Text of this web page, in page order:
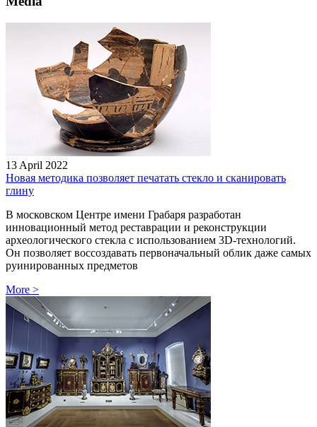
13 April 2022
Новая методика позволяет печатать стекло и сканировать
глину
В московском Центре имени Грабаря разработан
инновационный метод реставрации и реконструкции
археологического стекла с использованием 3D-технологий.
Он позволяет воссоздавать первоначальный облик даже самых
руинированных предметов
More >